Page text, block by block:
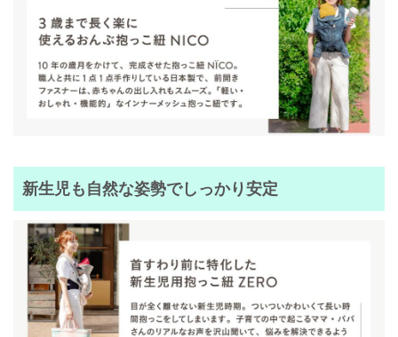
新生児も自然な姿勢でしっかり安定